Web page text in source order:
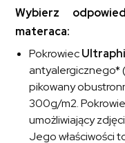
Wybierz
materaca:
Pokrowiec
antyalergicznego*
pikowany
300g/m2.
umożliwiający
Jego właściwości